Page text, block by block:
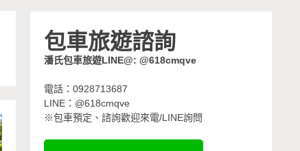
包車旅遊諮詢
潘氏包車旅遊LINE@: @618cmqve
電話：0928713687
LINE：@618cmqve
※包車預定、諮詢歡迎來電/LINE詢問